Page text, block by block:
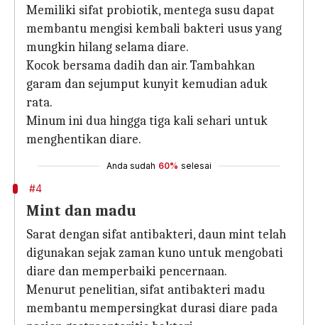
Memiliki sifat probiotik, mentega susu dapat
membantu mengisi kembali bakteri usus yang
mungkin hilang selama diare.
Kocok bersama dadih dan air. Tambahkan
garam dan sejumput kunyit kemudian aduk
rata.
Minum ini dua hingga tiga kali sehari untuk
menghentikan diare.
Anda sudah 60% selesai
#4
Mint dan madu
Sarat dengan sifat antibakteri, daun mint telah
digunakan sejak zaman kuno untuk mengobati
diare dan memperbaiki pencernaan.
Menurut penelitian, sifat antibakteri madu
membantu mempersingkat durasi diare pada